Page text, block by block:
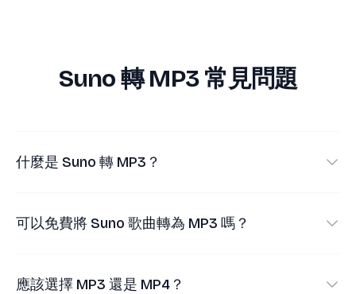
Suno 轉 MP3 常見問題
什麼是 Suno 轉 MP3？
曲連結中的音訊保存為 MP3 檔案。
可以免費將 Suno 歌曲轉為 MP3 嗎？
使用 MP3 下載選項，無需註冊本站帳號。
應該選擇 MP3 還是 MP4？